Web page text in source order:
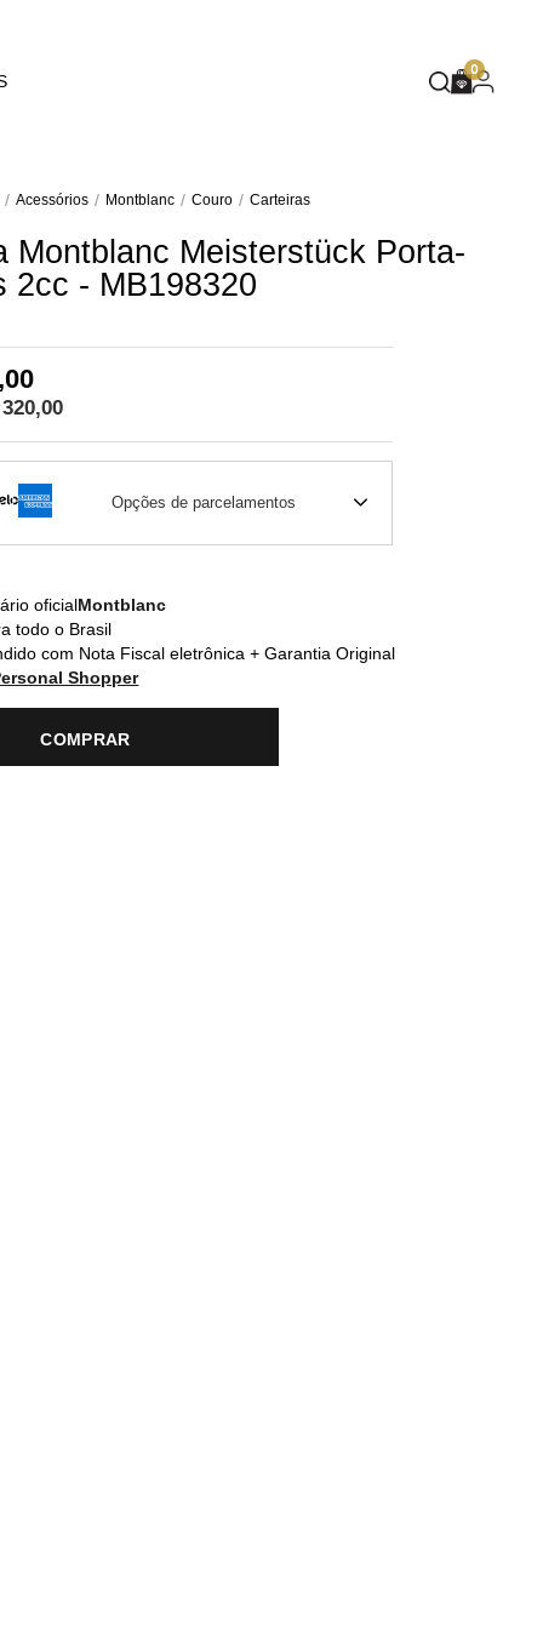
BLUE
WILD SPIRIT
NATURE
0
Acessórios Montblanc Couro Carteiras
Montblanc Meisterstück Porta-
2cc - MB198320
Opções de parcelamentos
oficialMontblanc
todo o Brasil
com Nota Fiscal eletrônica + Garantia Original
Shopper
COMPRAR